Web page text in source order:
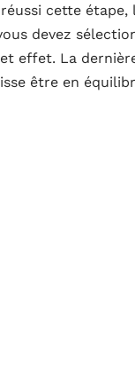
cette
devez
effet. La
être en